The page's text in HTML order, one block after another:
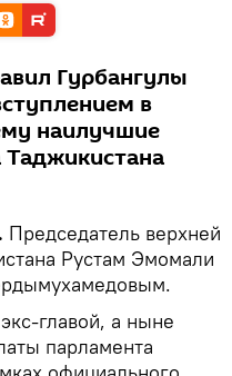
Гурбангулы
в
наилучшие
Председатель верхней
Рустам Эмомали
главой, а ныне
парламента